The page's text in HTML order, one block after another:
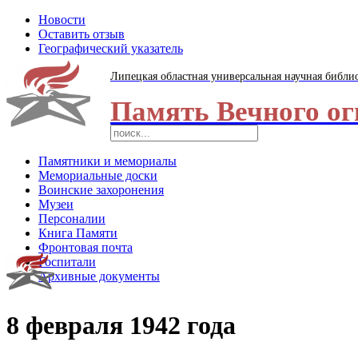
Новости
Оставить отзыв
Географический указатель
Липецкая областная универсальная научная
Память Вечного
Памятники и мемориалы
Мемориальные доски
Воинские захоронения
Музеи
Персоналии
Книга Памяти
Фронтовая почта
Госпитали
Архивные документы
8 февраля 1942 года